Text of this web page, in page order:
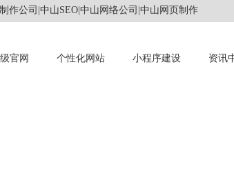
作公司|中山SEO|中山网络公司|中山网页制作
官网 个性化网站 小程序建设 资讯